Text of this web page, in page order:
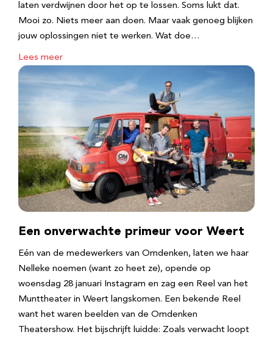
laten verdwijnen door het op te lossen. Soms lukt dat.
Mooi zo. Niets meer aan doen. Maar vaak genoeg blijken
jouw oplossingen niet te werken. Wat doe…
Lees meer
Een onverwachte primeur voor Weert
Eén van de medewerkers van Omdenken, laten we haar
Nelleke noemen (want zo heet ze), opende op
woensdag 28 januari Instagram en zag een Reel van het
Munttheater in Weert langskomen. Een bekende Reel
want het waren beelden van de Omdenken
Theatershow. Het bijschrijft luidde: Zoals verwacht loopt